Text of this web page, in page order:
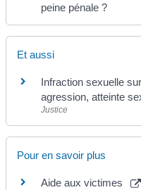
peine pénale ?
Et aussi
Infraction sexuelle
agression, atteinte
Justice
Pour en savoir plus
Aide aux victimes